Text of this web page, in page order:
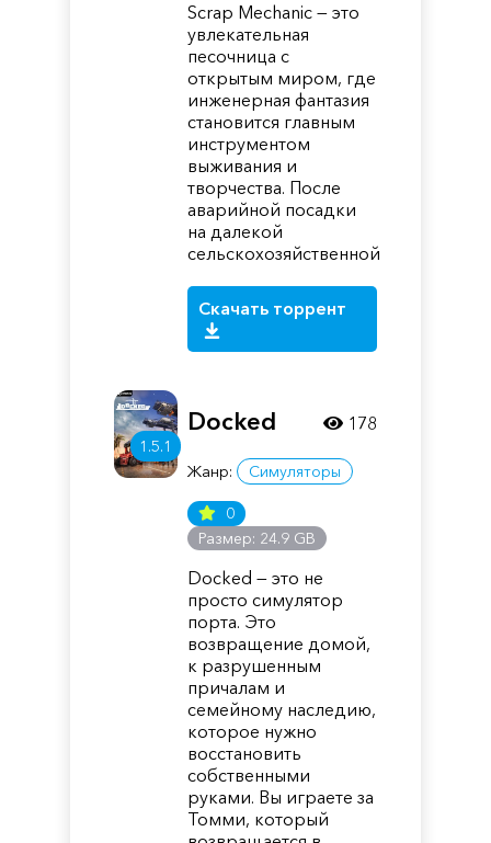
Scrap Mechanic — это
увлекательная
песочница с
открытым миром, где
инженерная фантазия
становится главным
инструментом
выживания и
творчества. После
аварийной посадки
на далекой
сельскохозяйственной
Скачать торрент
1.5.1
Docked
Жанр: Симуляторы
0
Размер: 24.9 GB
Docked — это не
просто симулятор
порта. Это
возвращение домой,
к разрушенным
причалам и
семейному наследию,
которое нужно
восстановить
собственными
руками. Вы играете за
Томми, который
178